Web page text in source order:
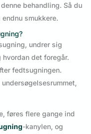
behandling. Så du
smukkere.
undrer sig
hvordan det foregår.
fedtsugningen.
føres flere gange ind
-kanylen, og